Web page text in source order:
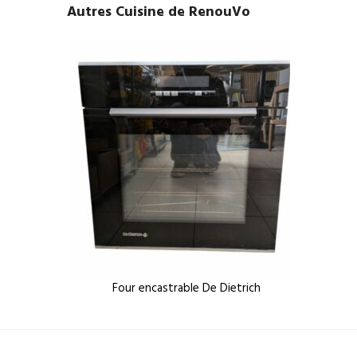
Autres Cuisine de RenouVo
Four encastrable De Dietrich